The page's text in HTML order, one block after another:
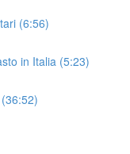
(6:56)
in Italia (5:23)